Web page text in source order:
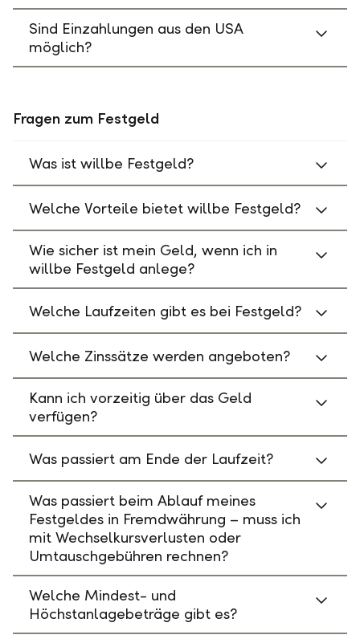
Sind Einzahlungen aus den USA
möglich?
Fragen zum Festgeld
Was ist willbe Festgeld?
Welche Vorteile bietet willbe Festgeld?
Wie sicher ist mein Geld, wenn ich in
willbe Festgeld anlege?
Welche Laufzeiten gibt es bei Festgeld?
Welche Zinssätze werden angeboten?
Kann ich vorzeitig über das Geld
verfügen?
Was passiert am Ende der Laufzeit?
Was passiert beim Ablauf meines
Festgeldes in Fremdwährung – muss ich
mit Wechselkursverlusten oder
Umtauschgebühren rechnen?
Welche Mindest- und
Höchstanlagebeträge gibt es?